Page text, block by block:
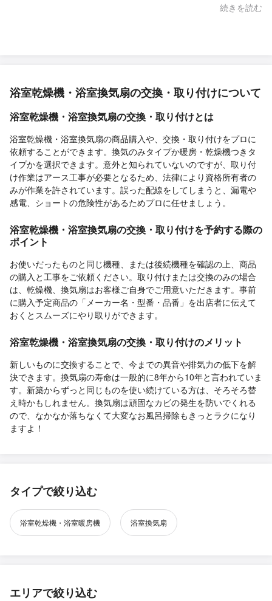
続きを読む
浴室乾燥機・浴室換気扇の交換・取り付けについて
浴室乾燥機・浴室換気扇の交換・取り付けとは
浴室乾燥機・浴室換気扇の商品購入や、交換・取り付けをプロに
依頼することができます。換気のみタイプか暖房・乾燥機つきタ
イプかを選択できます。意外と知られていないのですが、取り付
け作業はアース工事が必要となるため、法律により資格所有者の
みが作業を許されています。誤った配線をしてしまうと、漏電や
感電、ショートの危険性があるためプロに任せましょう。
浴室乾燥機・浴室換気扇の交換・取り付けを予約する際の
ポイント
お使いだったものと同じ機種、または後続機種を確認の上、商品
の購入と工事をご依頼ください。取り付けまたは交換のみの場合
は、乾燥機、換気扇はお客様ご自身でご用意いただきます。事前
に購入予定商品の「メーカー名・型番・品番」を出店者に伝えて
おくとスムーズにやり取りができます。
浴室乾燥機・浴室換気扇の交換・取り付けのメリット
新しいものに交換することで、今までの異音や排気力の低下を解
決できます。換気扇の寿命は一般的に8年から10年と言われていま
す。新築からずっと同じものを使い続けている方は、そろそろ替
え時かもしれません。換気扇は頑固なカビの発生を防いでくれる
ので、なかなか落ちなくて大変なお風呂掃除もきっとラクになり
ますよ！
タイプで絞り込む
浴室乾燥機・浴室暖房機 浴室換気扇
エリアで絞り込む